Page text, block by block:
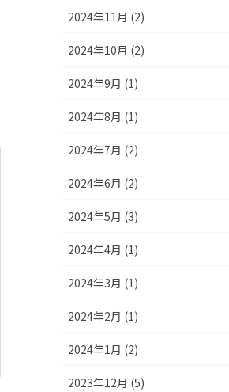
2024年11月 (2)
2024年10月 (2)
2024年9月 (1)
2024年8月 (1)
2024年7月 (2)
2024年6月 (2)
2024年5月 (3)
2024年4月 (1)
2024年3月 (1)
2024年2月 (1)
2024年1月 (2)
2023年12月 (5)